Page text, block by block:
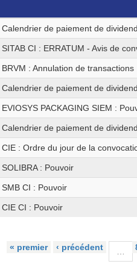
Calendrier de paiement de
SITAB CI : ERRATUM - Avis de
BRVM : Annulation de transactions
Calendrier de paiement de
EVIOSYS PACKAGING SIEM :
Calendrier de paiement de
CIE : Ordre du jour de la
SOLIBRA : Pouvoir
SMB CI : Pouvoir
CIE CI : Pouvoir
« premier ‹ précédent